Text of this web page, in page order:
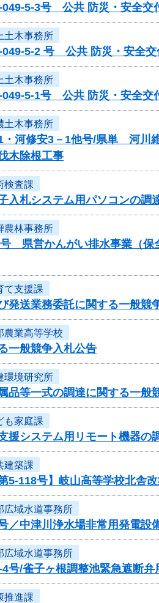
049-5-3号 公共 防災・安全
土木事務所
049-5-2 号 公共 防災・安全
土木事務所
049-5-1号 公共 防災・安全
土木事務所
・河修安3－1他号/県単 河川
木除根工事
検査課
入札システム用パソコンの調
農林事務所
号 県営かんがい排水事業（
て支援課
発送業務委託に関する一般競
農業高等学校
一般競争入札公告
環境研究所
品等一式の調達に関する一般
も家庭課
援システム用リモート機器の
建築課
5-118号】岐山高等学校北舎
広域水道事務所
／中津川浄水場非常用発電
広域水道事務所
4号/雀子ヶ根調整池緊急遮断
推進課